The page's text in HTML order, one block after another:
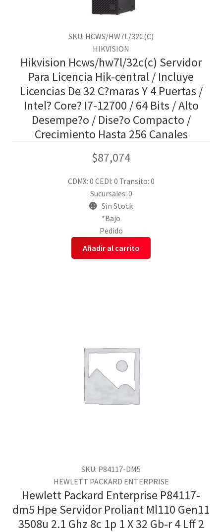
SKU: HCWS/HW7L/32C(C)
HIKVISION
Hikvision Hcws/hw7l/32c(c) Servidor
Para Licencia Hik-central / Incluye
Licencias De 32 C?maras Y 4 Puertas /
Intel? Core? I7-12700 / 64 Bits / Alto
Desempe?o / Dise?o Compacto /
Crecimiento Hasta 256 Canales
$87,074
CDMX: 0 CEDI: 0 Transito: 0
Sucursales: 0
Sin Stock
*Bajo
Pedido
Añadir al carrito
SKU: P84117-DM5
HEWLETT PACKARD ENTERPRISE
Hewlett Packard Enterprise P84117-
dm5 Hpe Servidor Proliant Ml110 Gen11
3508u 2.1 Ghz 8c 1p 1 X 32 Gb-r 4 Lff 2